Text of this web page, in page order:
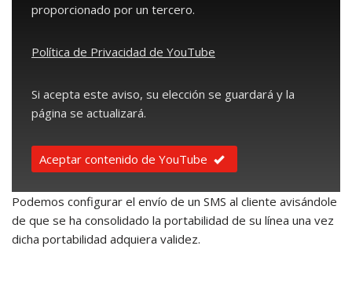
proporcionado por un tercero.
Política de Privacidad de YouTube
Si acepta este aviso, su elección se guardará y la
página se actualizará.
Aceptar contenido de YouTube
Podemos configurar el envío de un SMS al cliente avisándole
de que se ha consolidado la portabilidad de su línea una vez
dicha portabilidad adquiera validez.